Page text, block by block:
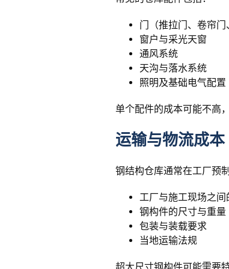
门（推拉门、卷帘门
窗户与采光天窗
通风系统
天沟与落水系统
照明及基础电气配置
单个配件的成本可能不高
运输与物流成本
钢结构仓库通常在工厂预
工厂与施工现场之间
钢构件的尺寸与重量
包装与装载要求
当地运输法规